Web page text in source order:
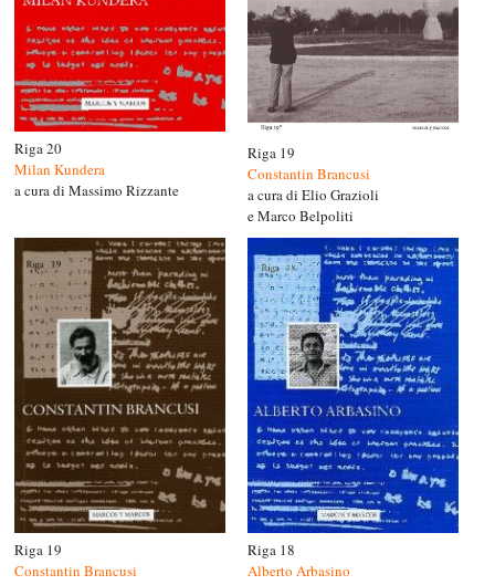
Riga 20
Milan Kundera
a cura di Massimo Rizzante
Riga 19
Constantin Brancusi
a cura di Elio Grazioli
e Marco Belpoliti
Riga 19
Constantin Brancusi
Riga 18
Alberto Arbasino